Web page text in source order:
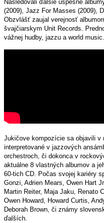
Nasledovali ďalšie úspešné
(2009), Jazz For Masses (2009),
Obzvlášť zaujal verejnosť
švajčiarskym Unit Records.
vážnej hudby, jazzu a world music.
Jukičove kompozície sa objavili v
interpretované v jazzových
orchestroch, či dokonca v
aktuálne 8 vlastných albumov a
60-tich CD. Počas svojej kariéry
Gonzi, Adrien Mears, Owen Hart
Martin Reiter, Maja Jaku, Renato
Owen Howard, Howard Curtis,
Deborah Brown, či známy
ďalších.